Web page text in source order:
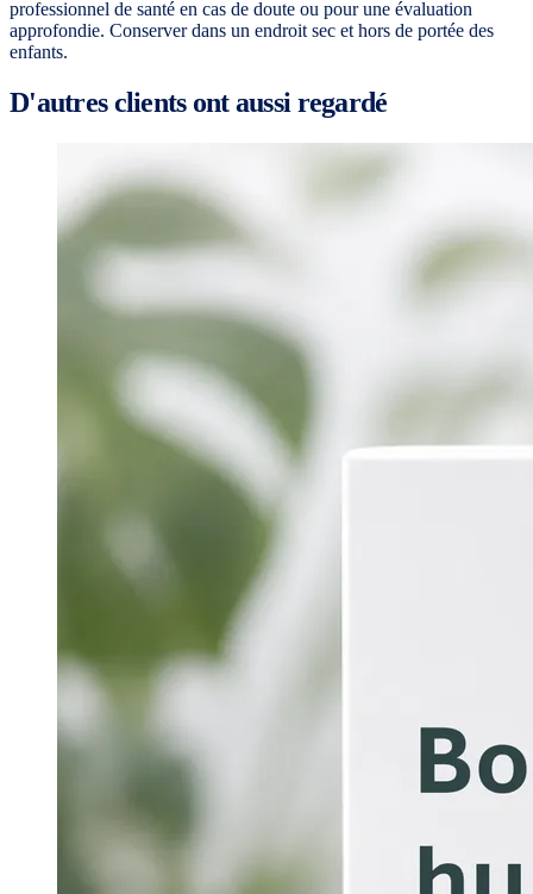
professionnel de santé en cas de doute ou pour une évaluation
approfondie. Conserver dans un endroit sec et hors de portée des
enfants.
D'autres clients ont aussi regardé